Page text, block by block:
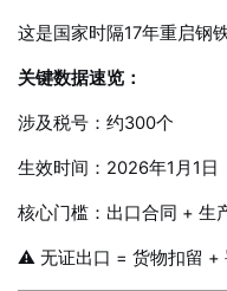
这是国家时隔17年重启钢
关键数据速览：
涉及税号：约300个
生效时间：2026年1月1日
核心门槛：出口合同 + 生
⚠️ 无证出口 = 货物扣留 +